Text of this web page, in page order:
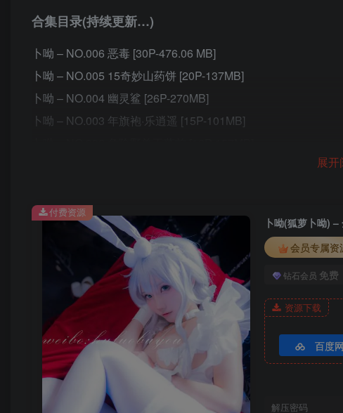
合集目录(持续更新…)
卜呦 – NO.006 恶毒 [30P-476.06 MB]
卜呦 – NO.005 15奇妙山药饼 [20P-137MB]
卜呦 – NO.004 幽灵鲨 [26P-270MB]
卜呦 – NO.003 年旗袍·乐逍遥 [15P-101MB]
展
卜呦(狐萝卜呦)
会员专属资
钻石会员 免费
资源下载
百度
解压密码
付费资源